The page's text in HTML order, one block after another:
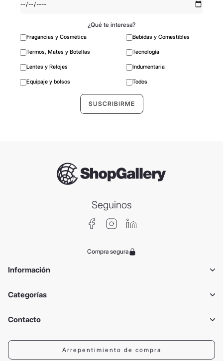
¿Qué te interesa?
Fragancias y Cosmética Bebidas y Comestibles
Termos, Mates y Botellas Tecnología
Lentes y Relojes Indumentaria
Equipaje y bolsos Todos
Seguinos
Compra segura
Información
Categorías
Contacto
Arrepentimiento de compra